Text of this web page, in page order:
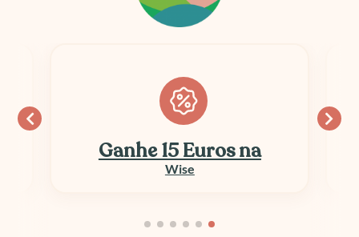
Ganhe 15 Euros na
Wise